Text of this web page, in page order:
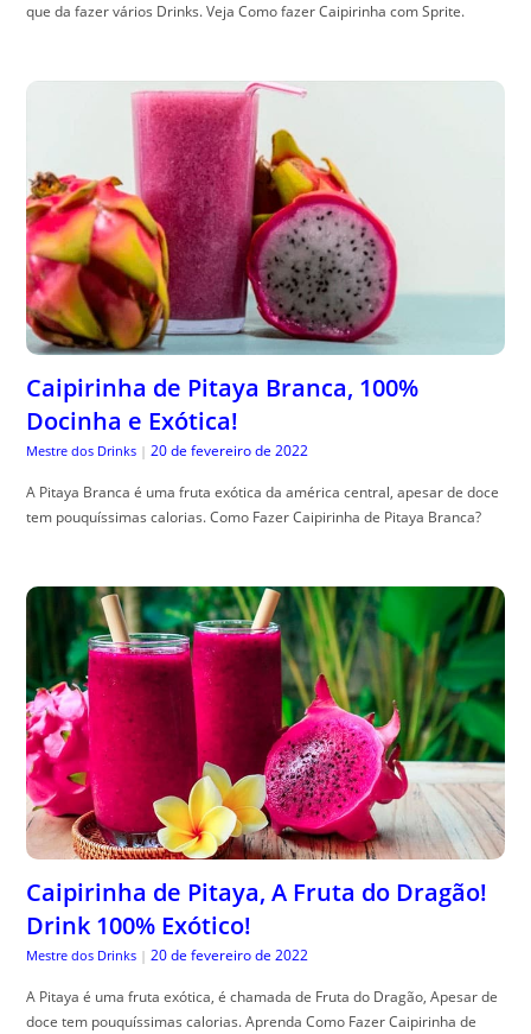
que da fazer vários Drinks. Veja Como fazer Caipirinha com Sprite.
Caipirinha de Pitaya Branca, 100%
Docinha e Exótica!
Mestre dos Drinks | 20 de fevereiro de 2022
A Pitaya Branca é uma fruta exótica da américa central, apesar de doce
tem pouquíssimas calorias. Como Fazer Caipirinha de Pitaya Branca?
Caipirinha de Pitaya, A Fruta do Dragão!
Drink 100% Exótico!
Mestre dos Drinks | 20 de fevereiro de 2022
A Pitaya é uma fruta exótica, é chamada de Fruta do Dragão, Apesar de
doce tem pouquíssimas calorias. Aprenda Como Fazer Caipirinha de